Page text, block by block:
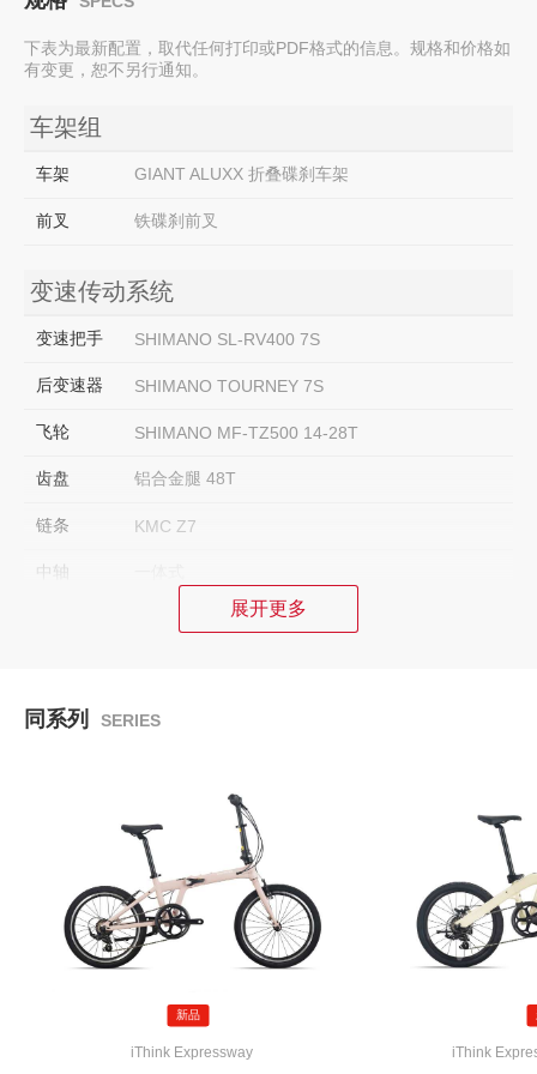
下表为最新配置，取代任何打印或PDF格式的信息。规格和价格如
有变更，恕不另行通知。
车架组
车架 GIANT ALUXX 折叠碟刹车架
前叉 铁碟刹前叉
变速传动系统
变速把手 SHIMANO SL-RV400 7S
后变速器 SHIMANO TOURNEY 7S
飞轮 SHIMANO MF-TZ500 14-28T
齿盘 铝合金腿 48T
链条 KMC Z7
中轴
刹车把手
舒适折叠车座垫
铝合金 ∮30.9
把横 铝合金 ∮25.4
展开更多
同系列 SERIES
新品
iThink Expressway iThink